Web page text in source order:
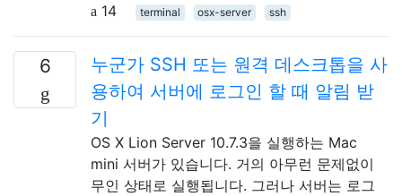
14
terminal osx-server ssh
6
누군가 SSH 또는 원격 데스크톱을 사
용하여 서버에 로그인 할 때 알림 받
기
OS X Lion Server 10.7.3을 실행하는 Mac
mini 서버가 있습니다. 거의 아무런 문제없이
무인 상태로 실행됩니다. 그러나 서버는 로그